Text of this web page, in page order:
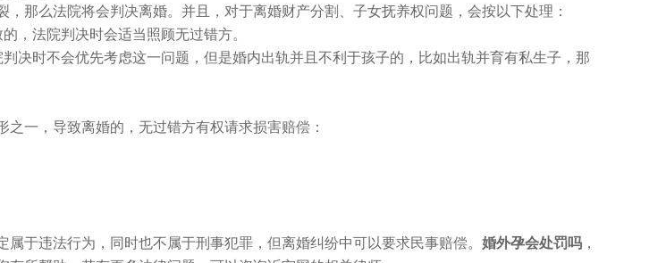
么法院将会判决离婚。并且，对于离婚财产分割、子女抚养权问题，会按以下处理：
法院判决时会适当照顾无过错方。
时不会优先考虑这一问题，但是婚内出轨并且不利于孩子的，比如出轨并育有私生子，那
一，导致离婚的，无过错方有权请求损害赔偿：
违法行为，同时也不属于刑事犯罪，但离婚纠纷中可以要求民事赔偿。 婚外孕会处罚吗 ，